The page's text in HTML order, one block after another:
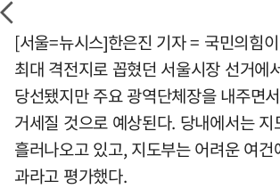
[서울=뉴시스]한은진 기자 = 국민의힘
최대 격전지로 꼽혔던 서울시장 선거에
당선됐지만 주요 광역단체장을 내주면
거세질 것으로 예상된다. 당내에서는 지
흘러나오고 있고, 지도부는 어려운 여건
과라고 평가했다.